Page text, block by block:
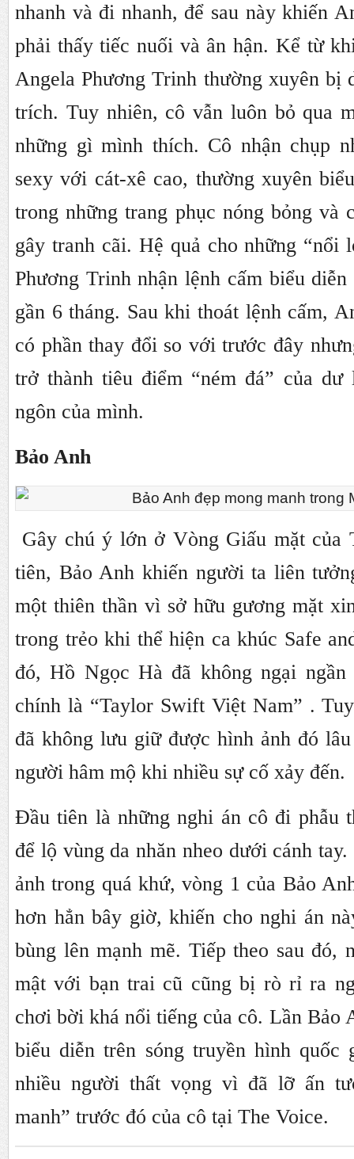
nhanh và đi nhanh, để sau này khiến
phải thấy tiếc nuối và ân hận. Kể từ
Angela Phương Trinh thường xuyên bị
trích. Tuy nhiên, cô vẫn luôn bỏ qua
những gì mình thích. Cô nhận chụp
sexy với cát-xê cao, thường xuyên
trong những trang phục nóng bỏng và
gây tranh cãi. Hệ quả cho những “nổi
Phương Trinh nhận lệnh cấm biểu
gần 6 tháng. Sau khi thoát lệnh cấm,
có phần thay đổi so với trước đây
trở thành tiêu điểm “ném đá” của dư
ngôn của mình.
Bảo Anh
Gây chú ý lớn ở Vòng Giấu mặt của
tiên, Bảo Anh khiến người ta liên
một thiên thần vì sở hữu gương mặt
trong trẻo khi thể hiện ca khúc Safe
đó, Hồ Ngọc Hà đã không ngại
chính là “Taylor Swift Việt Nam” .
đã không lưu giữ được hình ảnh đó
người hâm mộ khi nhiều sự cố xảy đến.
Đầu tiên là những nghi án cô đi phẫu
để lộ vùng da nhăn nheo dưới cánh
ảnh trong quá khứ, vòng 1 của Bảo
hơn hẳn bây giờ, khiến cho nghi án
bùng lên mạnh mẽ. Tiếp theo sau đó,
mật với bạn trai cũ cũng bị rò rỉ ra
chơi bời khá nổi tiếng của cô. Lần Bảo
biểu diễn trên sóng truyền hình quốc
nhiều người thất vọng vì đã lỡ ấn
manh” trước đó của cô tại The Voice.